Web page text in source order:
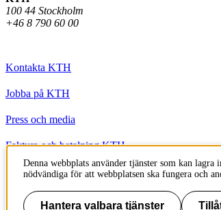
100 44 Stockholm
+46 8 790 60 00
Kontakta KTH
Jobba på KTH
Press och media
Faktura och betalning KTH
Om KTH:s webbplatser
Tillgänglighetsredogörelse
Denna webbplats använder tjänster som kan
nödvändiga för att webbplatsen ska fungera och
Hantera valbara tjänster